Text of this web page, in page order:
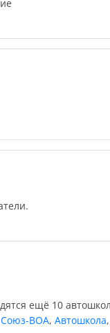
ещё 10
Союз-ВОА, Автошкола,